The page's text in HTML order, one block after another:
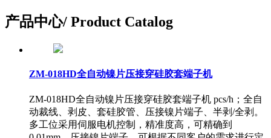
产品中心/ Product Catalog
ZM-018HD全自动镍片压接穿硅胶套端子机
ZM-018HD全自动镍片压接穿硅胶套端子机 pcs/h；全自
动裁线、剥皮、套硅胶管、压接镍片端子、半剥/全剥。
多工位采用伺服电机控制，精准度高，可精确到